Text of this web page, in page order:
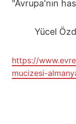
"Avrupa'nın
Yücel
https://
mucizesi-